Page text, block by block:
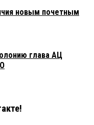
новым почетным
глава АЦ